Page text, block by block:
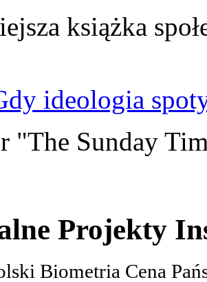
książka
ideologia
"The Sunday
Projekty
Biometria Cena